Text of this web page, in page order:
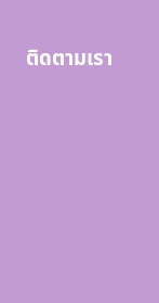
ติดตามเรา